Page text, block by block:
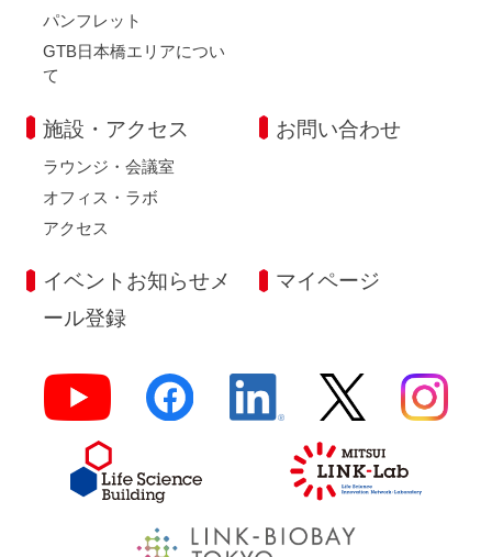
パンフレット
GTB日本橋エリアについ
て
施設・アクセス
ラウンジ・会議室
オフィス・ラボ
アクセス
お問い合わせ
イベントお知らせメ
ール登録
マイページ